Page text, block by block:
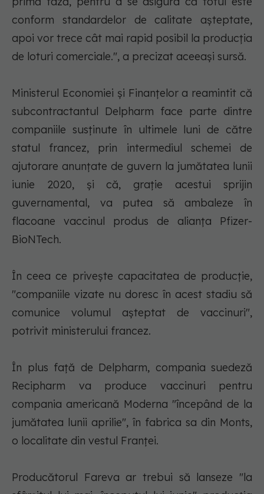
conform standardelor de calitate aşteptate,
apoi vor trece cât mai rapid posibil la producţia
de loturi comerciale.", a precizat aceeaşi sursă.
Ministerul Economiei şi Finanţelor a reamintit că
subcontractantul Delpharm face parte dintre
companiile susţinute în ultimele luni de către
statul francez, prin intermediul schemei de
ajutorare anunţate de guvern la jumătatea lunii
iunie 2020, şi că, graţie acestui sprijin
guvernamental, va putea să ambaleze în
flacoane vaccinul produs de alianţa Pfizer-
BioNTech.
În ceea ce priveşte capacitatea de producţie,
"companiile vizate nu doresc în acest stadiu să
comunice volumul aşteptat de vaccinuri",
potrivit ministerului francez.
În plus faţă de Delpharm, compania suedeză
Recipharm va produce vaccinuri pentru
compania americană Moderna "începând de la
jumătatea lunii aprilie", în fabrica sa din Monts,
o localitate din vestul Franţei.
Producătorul Fareva ar trebui să lanseze "la